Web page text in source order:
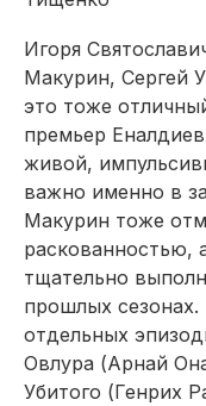
Игоря
Макурин, Сергей
это тоже
премьер
живой,
важно именно в
Макурин тоже
раскованностью,
тщательно
прошлых
отдельных
Овлура (Арнай
Убитого (Генрих